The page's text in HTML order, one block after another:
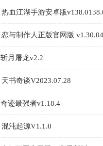
热血江湖手游安卓版
恋与制作人正版官网版
斩月屠龙v2.2
天书奇谈V2023.07.28
奇迹最强者v1.18.4
混沌起源V1.1.0